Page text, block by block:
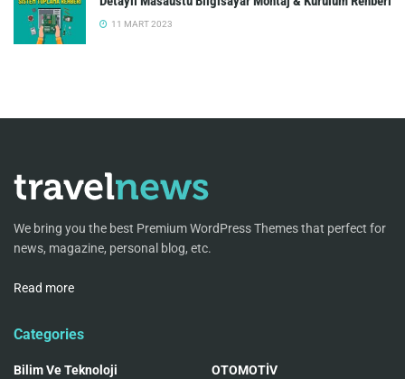
11 MART 2023
We bring you the best Premium WordPress Themes that perfect for
news, magazine, personal blog, etc.
Read more
Categories
Bilim Ve Teknoloji
OTOMOTİV